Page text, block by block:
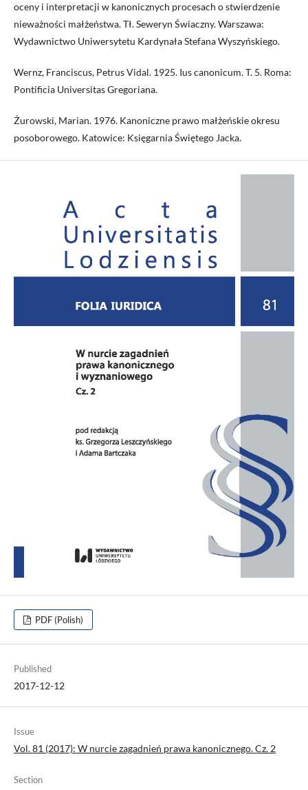
oceny i interpretacji w kanonicznych procesach o stwierdzenie
nieważności małżeństwa. Tł. Seweryn Świaczny. Warszawa:
Wydawnictwo Uniwersytetu Kardynała Stefana Wyszyńskiego.
Wernz, Franciscus, Petrus Vidal. 1925. Ius canonicum. T. 5. Roma:
Pontificia Universitas Gregoriana.
Żurowski, Marian. 1976. Kanoniczne prawo małżeńskie okresu
posoborowego. Katowice: Księgarnia Świętego Jacka.
PDF (Polish)
Published
2017-12-12
Issue
Vol. 81 (2017): W nurcie zagadnień prawa kanonicznego. Cz. 2
Section